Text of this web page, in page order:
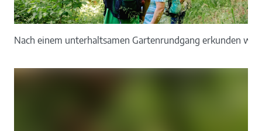
Nach einem unterhaltsamen Gartenrundgang erkunden